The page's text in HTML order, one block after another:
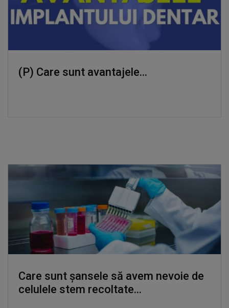
(P) Care sunt avantajele...
Care sunt șansele să avem nevoie de
celulele stem recoltate...